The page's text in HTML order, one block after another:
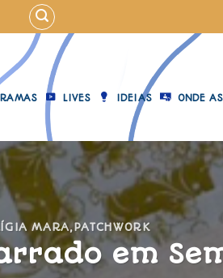
LIVES IDEIAS ONDE
MARA,PATCHWORK
em